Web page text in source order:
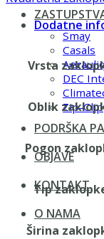
Smay
Casals
DEC
Zip-Clip
PODRŠKA
OBJAVE
KONTAKT
O NAMA
Dodatne
Vrsta
Oblik
Pogon
Tip
Širina